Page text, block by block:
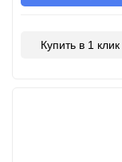
Купить в 1 клик